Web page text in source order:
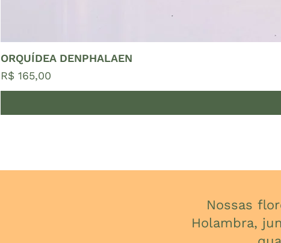
ORQUÍDEA DENPHALAEN
Preço
R$ 165,00
Nossas
Holambra,